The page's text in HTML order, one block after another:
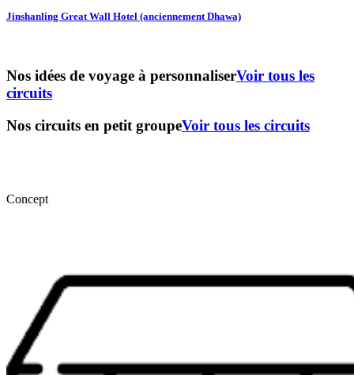
Jinshanling Great Wall Hotel (anciennement Dhawa)
Nos idées de voyage à personnaliserVoir tous les
circuits
Nos circuits en petit groupeVoir tous les circuits
Concept